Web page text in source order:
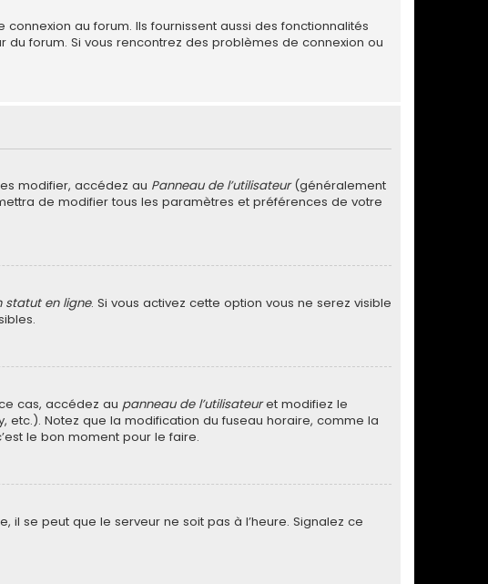
au forum. Ils fournissent aussi des fonctionnalités
forum. Si vous rencontrez des problèmes de connexion ou
modifier, accédez au Panneau de l’utilisateur(généralement
de modifier tous les paramètres et préférences de votre
statut en ligne. Si vous activez cette option vous ne serez visible
cas, accédez au panneau de l’utilisateuret modifiez le
etc.). Notez que la modification du fuseau horaire, comme la
le bon moment pour le faire.
il se peut que le serveur ne soit pas à l’heure. Signalez ce